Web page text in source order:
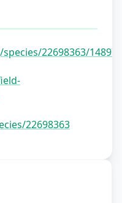
22698363/
22698363